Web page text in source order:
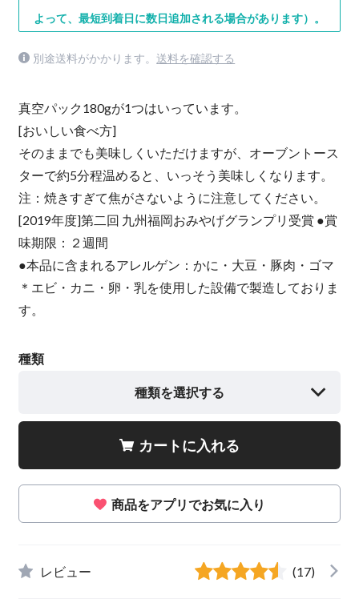
よって、最短到着日に数日追加される場合があります）。
別途送料がかかります。 送料を確認する
真空パック180gが1つはいっています。
[おいしい食べ方]
そのままでも美味しくいただけますが、オーブントース
ターで約5分程温めると、いっそう美味しくなります。
注：焼きすぎて焦がさないように注意してください。
[2019年度]第二回 九州福岡おみやげグランプリ受賞 ●賞
味期限：２週間
●本品に含まれるアレルゲン：かに・大豆・豚肉・ゴマ
＊エビ・カニ・卵・乳を使用した設備で製造しておりま
す。
種類
種類を選択する
カートに入れる
商品をアプリでお気に入り
レビュー (17)